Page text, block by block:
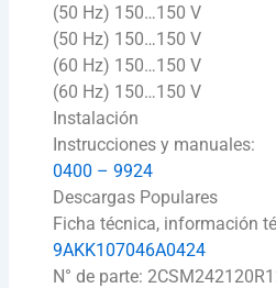
(50 Hz) 150…150 V
(50 Hz) 150…150 V
(60 Hz) 150…150 V
(60 Hz) 150…150 V
Instalación
Instrucciones y manuales:
0400 – 9924
Descargas Populares
Ficha técnica, información
9AKK107046A0424
N° de parte: